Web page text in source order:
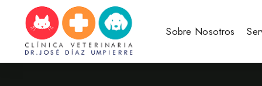
Sobre Nosotros